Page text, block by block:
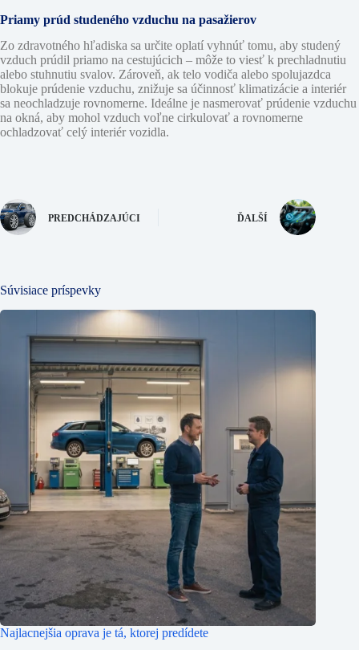
Priamy prúd studeného vzduchu na pasažierov
Zo zdravotného hľadiska sa určite oplatí vyhnúť tomu, aby studený
vzduch prúdil priamo na cestujúcich – môže to viesť k prechladnutiu
alebo stuhnutiu svalov. Zároveň, ak telo vodiča alebo spolujazdca
blokuje prúdenie vzduchu, znižuje sa účinnosť klimatizácie a interiér
sa neochladzuje rovnomerne. Ideálne je nasmerovať prúdenie vzduchu
na okná, aby mohol vzduch voľne cirkulovať a rovnomerne
ochladzovať celý interiér vozidla.
PREDCHÁDZAJÚCI ĎALŠÍ
Súvisiace príspevky
Najlacnejšia oprava je tá, ktorej predídete